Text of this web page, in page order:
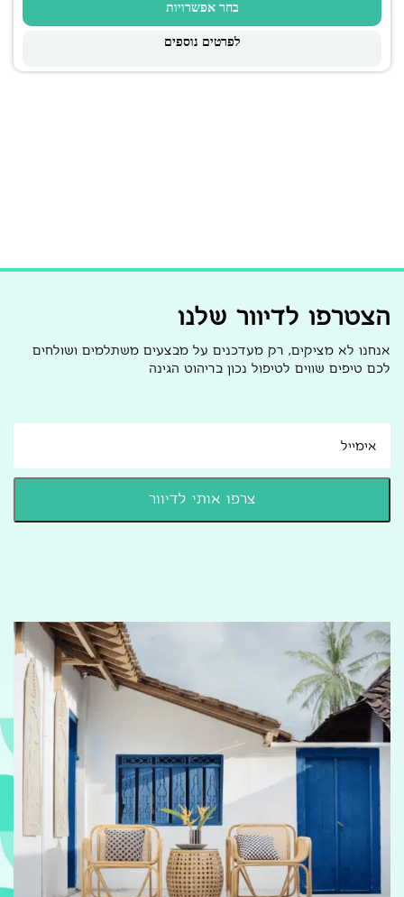
בחר אפשרויות
לפרטים נוספים
הצטרפו לדיוור שלנו
אנחנו לא מציקים, רק מעדכנים על מבצעים משתלמים ושולחים
לכם טיפים שווים לטיפול נכון בריהוט הגינה